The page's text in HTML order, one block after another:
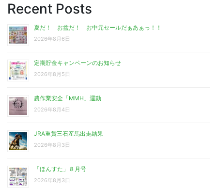
Recent Posts
夏だ！ お盆だ！ お中元セールだぁあぁっ！！
2026年8月6日
定期貯金キャンペーンのお知らせ
2026年8月5日
農作業安全「MMH」運動
2026年8月4日
JRA重賞三石産馬出走結果
2026年8月3日
「ほんすた」８月号
2026年8月3日